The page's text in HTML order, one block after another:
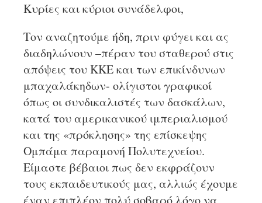
Κυρίες και κύριοι συνάδελφοι,
Τον αναζητούμε ήδη, πριν φύγει και ας
διαδηλώνουν –πέραν του σταθερού στις
απόψεις του ΚΚΕ και των επικίνδυνων
μπαχαλάκηδων- ολίγιστοι γραφικοί
όπως οι συνδικαλιστές των δασκάλων,
κατά του αμερικανικού ιμπεριαλισμού
και της «πρόκλησης» της επίσκεψης
Ομπάμα παραμονή Πολυτεχνείου.
Είμαστε βέβαιοι πως δεν εκφράζουν
τους εκπαιδευτικούς μας, αλλιώς έχουμε
έναν επιπλέον πολύ σοβαρό λόγο να